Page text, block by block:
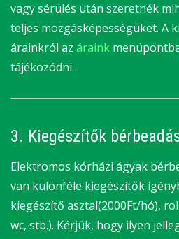
vagy sérülés után szeretnék
teljes mozgásképességüket. A
árainkról az áraink
tájékozódni.
3. Kiegészítők
Elektromos kórházi ágyak
van különféle kiegészítők
kiegészítő asztal(2000Ft/hó),
wc, stb.). Kérjük, hogy ilyen